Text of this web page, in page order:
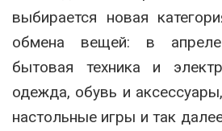
выбирается новая
обмена вещей: в
бытовая техника и
одежда, обувь и
настольные игры и так